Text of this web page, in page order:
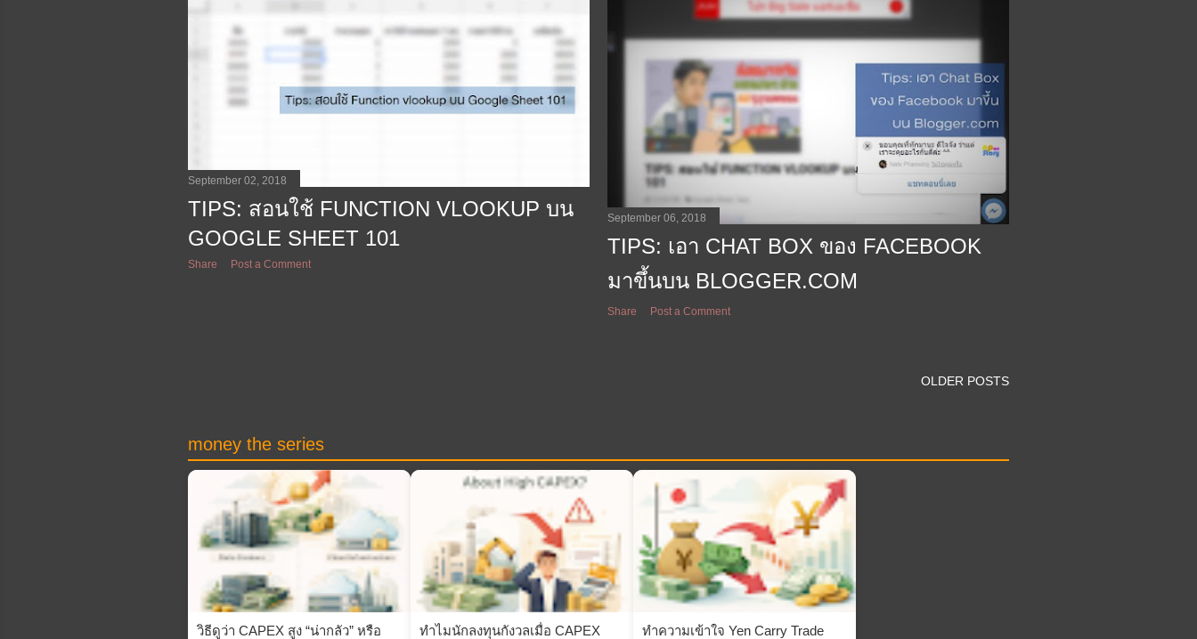
September 06, 2018
TIPS: เอา CHAT BOX ของ FACEBOOK
มาขึ้นบน BLOGGER.COM
Share Post a Comment
September 02, 2018
TIPS: สอนใช้ FUNCTION VLOOKUP บน
GOOGLE SHEET 101
Share Post a Comment
OLDER POSTS
money the series
วิธีดูว่า CAPEX สูง “น่ากลัว” หรือ
ทำไมนักลงทุนกังวลเมื่อ CAPEX
ทำความเข้าใจ Yen Carry Trade